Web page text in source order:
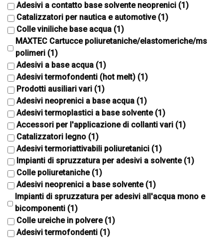
Adesivi a contatto base solvente neoprenici (1)
Catalizzatori per nautica e automotive (1)
Colle viniliche base acqua (1)
MAXTEC Cartucce poliuretaniche/elastomeriche/ms
polimeri (1)
Adesivi a base acqua (1)
Adesivi termofondenti (hot melt) (1)
Prodotti ausiliari vari (1)
Adesivi neoprenici a base acqua (1)
Adesivi termoplastici a base solvente (1)
Accessori per l'applicazione di collanti vari (1)
Catalizzatori legno (1)
Adesivi termoriattivabili poliuretanici (1)
Impianti di spruzzatura per adesivi a solvente (1)
Colle poliuretaniche (1)
Adesivi neoprenici a base solvente (1)
Impianti di spruzzatura per adesivi all'acqua mono e
bicomponenti (1)
Colle ureiche in polvere (1)
Adesivi termofondenti (1)